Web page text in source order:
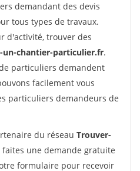
demandant des devis
tous types de travaux.
d'activité, trouver des
un-chantier-particulier.fr.
particuliers demandent
facilement vous
particuliers demandeurs de
du réseau Trouver-
faites une demande gratuite
formulaire pour recevoir